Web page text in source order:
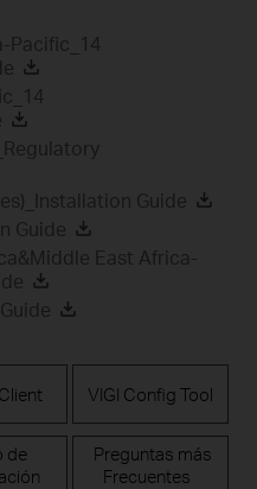
Pacific_14
Guide
Guide
East Africa-
VIGI Config Tool
de
Preguntas más
Frecuentes